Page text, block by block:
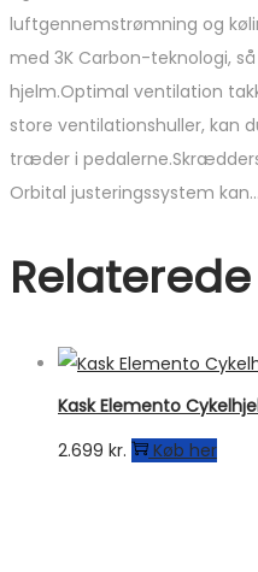
luftgennemstrømning og
med 3K Carbon-teknologi,
hjelm.Optimal ventilation
store ventilationshuller, kan
træder i
Orbital justeringssystem kan…
Kask Elemento
2.699 kr. Køb her